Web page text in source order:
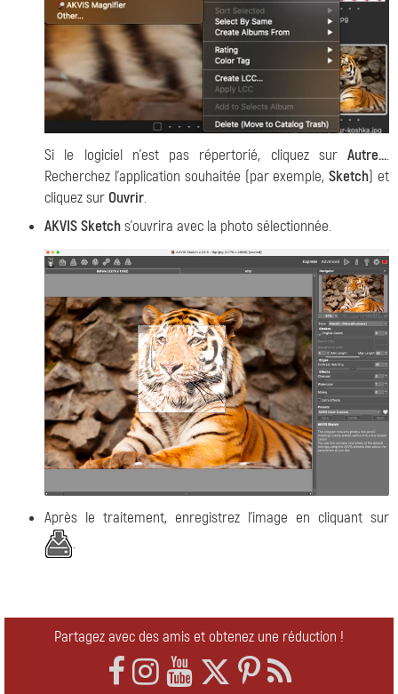
Si le logiciel n'est pas répertorié, cliquez sur Autre....
Recherchez l'application souhaitée (par exemple,Sketch) et
cliquez surOuvrir.
AKVIS Sketchs'ouvrira avec la photo sélectionnée.
Après le traitement, enregistrez l'image en cliquant sur
.
Partagez avec des amis et obtenez une réduction !